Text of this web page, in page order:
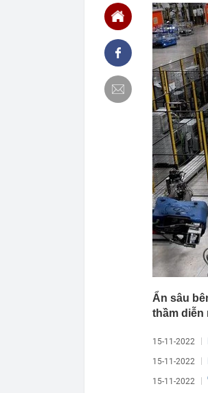
Ẩn sâu
thầm diễn
15-11-2022
15-11-2022
15-11-2022